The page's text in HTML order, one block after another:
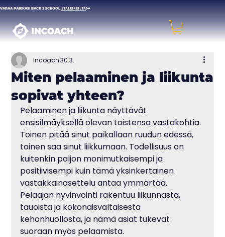
VARAA PAIKKASI BACK 2 SCHOOLETÄLEIREILTÄ!👑
Miten pelaaminen ja liikunta
sopivat yhteen?
Incoach30.3.
Pelaaminen ja liikunta näyttävät
ensisilmäyksellä olevan toistensa vastakohtia.
Toinen pitää sinut paikallaan ruudun edessä,
toinen saa sinut liikkumaan. Todellisuus on
kuitenkin paljon monimutkaisempi ja
positiivisempi kuin tämä yksinkertainen
vastakkainasettelu antaa ymmärtää.
Pelaajan hyvinvointi rakentuu liikunnasta,
tauoista ja kokonaisvaltaisesta
kehonhuollosta, ja nämä asiat tukevat
suoraan myös pelaamista.